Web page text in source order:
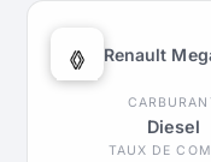
Renault
Diesel
TAUX DE